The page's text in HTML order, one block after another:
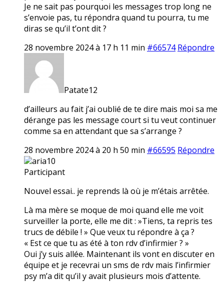
Je ne sait pas pourquoi les messages trop long ne
s’envoie pas, tu répondra quand tu pourra, tu me
diras se qu’il t’ont dit ?
28 novembre 2024 à 17 h 11 min #66574 Répondre
Patate12
d’ailleurs au fait j’ai oublié de te dire mais moi sa me
dérange pas les message court si tu veut continuer
comme sa en attendant que sa s’arrange ?
28 novembre 2024 à 20 h 50 min #66595 Répondre
aria10
Participant
Nouvel essai.. je reprends là où je m’étais arrêtée.
Là ma mère se moque de moi quand elle me voit
surveiller la porte, elle me dit : »Tiens, ta repris tes
trucs de débile ! » Que veux tu répondre à ça ?
« Est ce que tu as été à ton rdv d’infirmier ? »
Oui j’y suis allée. Maintenant ils vont en discuter en
équipe et je recevrai un sms de rdv mais l’infirmier
psy m’a dit qu’il y avait plusieurs mois d’attente.